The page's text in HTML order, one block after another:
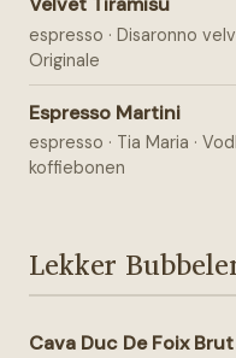
espresso · Disaronno
Originale
Espresso Martini
espresso · Tia Maria ·
koffiebonen
Lekker
Cava Duc De Foix Brut